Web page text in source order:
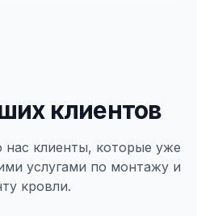
клиентов
нас клиенты, которые уже
услугами по монтажу и
кровли.